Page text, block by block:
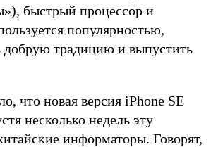
быстрый процессор и
популярностью,
традицию и выпустить
что новая версия iPhone SE
несколько недель эту
информаторы. Говорят,